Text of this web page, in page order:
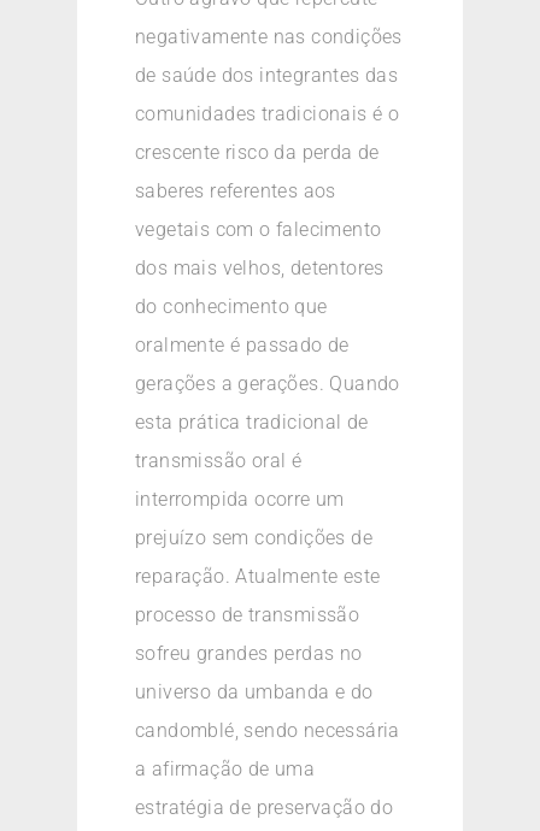
negativamente nas condições
de saúde dos integrantes das
comunidades tradicionais é o
crescente risco da perda de
saberes referentes aos
vegetais com o falecimento
dos mais velhos, detentores
do conhecimento que
oralmente é passado de
gerações a gerações. Quando
esta prática tradicional de
transmissão oral é
interrompida ocorre um
prejuízo sem condições de
reparação. Atualmente este
processo de transmissão
sofreu grandes perdas no
universo da umbanda e do
candomblé, sendo necessária
a afirmação de uma
estratégia de preservação do